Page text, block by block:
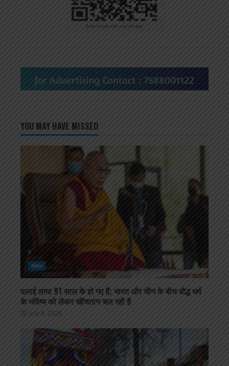
YOU MAY HAVE MISSED
सोशल
दलाई लामा 91 साल के हो गए हैं; भारत और चीन के बीच बौद्ध धर्म
के भविष्य को लेकर खींचतान चल रही है
July 8, 2026